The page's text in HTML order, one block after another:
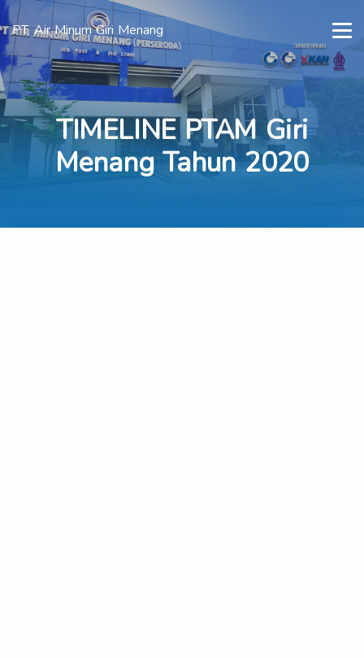
PT. Air Minum Giri Menang
TIMELINE PTAM Giri
Menang Tahun 2020